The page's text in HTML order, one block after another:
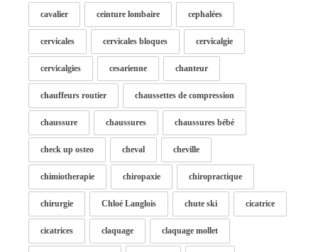
cavalier ceinture lombaire cephalées
cervicales cervicales bloques cervicalgie
cervicalgies cesarienne chanteur
chauffeurs routier chaussettes de compression
chaussure chaussures chaussures bébé
check up osteo cheval cheville
chimiotherapie chiropaxie chiropractique
chirurgie Chloé Langlois chute ski cicatrice
cicatrices claquage claquage mollet